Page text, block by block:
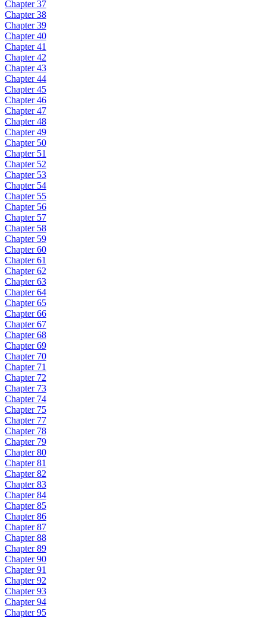
Chapter 37
Chapter 38
Chapter 39
Chapter 40
Chapter 41
Chapter 42
Chapter 43
Chapter 44
Chapter 45
Chapter 46
Chapter 47
Chapter 48
Chapter 49
Chapter 50
Chapter 51
Chapter 52
Chapter 53
Chapter 54
Chapter 55
Chapter 56
Chapter 57
Chapter 58
Chapter 59
Chapter 60
Chapter 61
Chapter 62
Chapter 63
Chapter 64
Chapter 65
Chapter 66
Chapter 67
Chapter 68
Chapter 69
Chapter 70
Chapter 71
Chapter 72
Chapter 73
Chapter 74
Chapter 75
Chapter 77
Chapter 78
Chapter 79
Chapter 80
Chapter 81
Chapter 82
Chapter 83
Chapter 84
Chapter 85
Chapter 86
Chapter 87
Chapter 88
Chapter 89
Chapter 90
Chapter 91
Chapter 92
Chapter 93
Chapter 94
Chapter 95